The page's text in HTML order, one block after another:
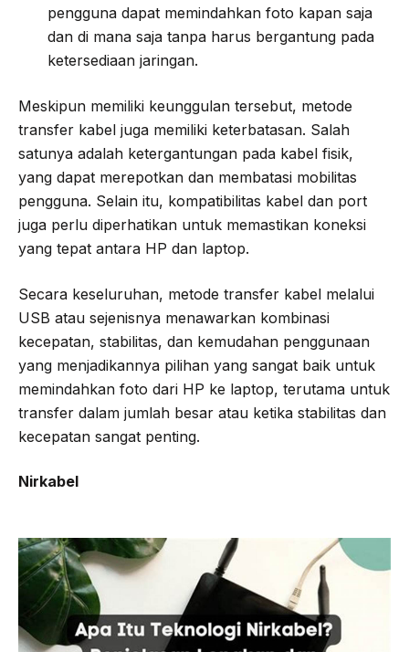
pengguna dapat memindahkan foto kapan saja
dan di mana saja tanpa harus bergantung pada
ketersediaan jaringan.
Meskipun memiliki keunggulan tersebut, metode
transfer kabel juga memiliki keterbatasan. Salah
satunya adalah ketergantungan pada kabel fisik,
yang dapat merepotkan dan membatasi mobilitas
pengguna. Selain itu, kompatibilitas kabel dan port
juga perlu diperhatikan untuk memastikan koneksi
yang tepat antara HP dan laptop.
Secara keseluruhan, metode transfer kabel melalui
USB atau sejenisnya menawarkan kombinasi
kecepatan, stabilitas, dan kemudahan penggunaan
yang menjadikannya pilihan yang sangat baik untuk
memindahkan foto dari HP ke laptop, terutama untuk
transfer dalam jumlah besar atau ketika stabilitas dan
kecepatan sangat penting.
Nirkabel